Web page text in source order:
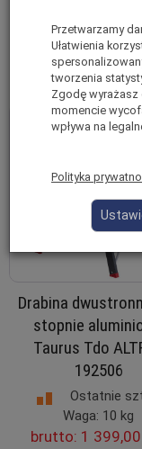
Do koszyka
Drabina
stopnie
Taurus Tdo
192506
Ostatnie
Waga: 10 kg
brutto: 1 399,00
Przetwarzamy
Ułatwienia
tworzenia
Zgodę
momencie
wpływa na
Polityka